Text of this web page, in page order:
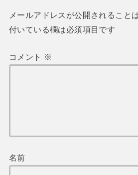
メールアドレスが公開されること
付いている欄は必須項目です
コメント ※
名前